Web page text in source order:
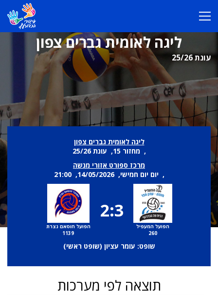
ליגה לאומית גברים צפון
עונת 25/26
ליגה לאומית גברים צפון
, מחזור 15, עונת 25/26
מרכז ספורט אזורי מנשה
, יום יום חמישי, 14/05/2026, 21:00
הפועל המעפיל
260
2:3
הפועל חוסאם נצרת
1139
שופט: עומר עציון (שופט ראשי)
תוצאה לפי מערכות